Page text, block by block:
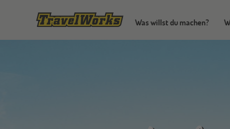
Was willst du machen?